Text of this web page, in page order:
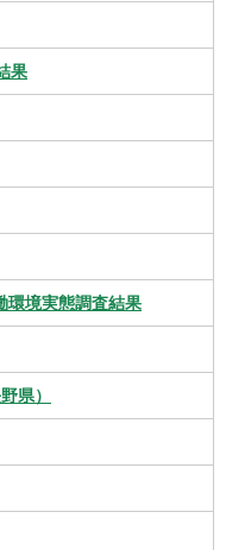
果
環境実態調査結果
県）